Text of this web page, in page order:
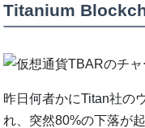
Titanium
昨日何者かにTitan社の
れ、突然80%の下落が